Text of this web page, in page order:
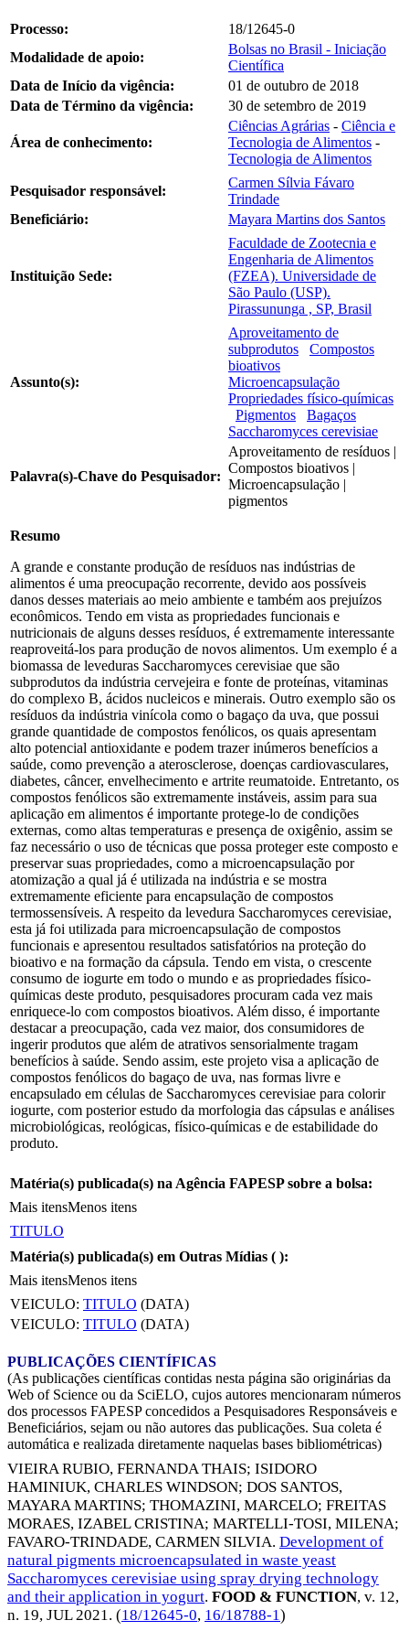
Processo:
18/12645-0
Modalidade de apoio:
Bolsas no Brasil - Iniciação
Científica
Data de Início da vigência:
01 de outubro de 2018
Data de Término da vigência:
30 de setembro de 2019
Área de conhecimento:
Ciências Agrárias - Ciência e
Tecnologia de Alimentos -
Tecnologia de Alimentos
Pesquisador responsável:
Carmen Sílvia Fávaro
Trindade
Beneficiário:
Mayara Martins dos Santos
Instituição Sede:
Faculdade de Zootecnia e
Engenharia de Alimentos
(FZEA). Universidade de
São Paulo (USP).
Pirassununga , SP, Brasil
Assunto(s):
Aproveitamento de
subprodutos
Compostos
bioativos
Microencapsulação
Propriedades físico-químicas
Pigmentos
Bagaços
Saccharomyces cerevisiae
Palavra(s)-Chave do Pesquisador:
Aproveitamento de resíduos |
Compostos bioativos |
Microencapsulação |
pigmentos
Resumo
A grande e constante produção de resíduos nas indústrias de
alimentos é uma preocupação recorrente, devido aos possíveis
danos desses materiais ao meio ambiente e também aos prejuízos
econômicos. Tendo em vista as propriedades funcionais e
nutricionais de alguns desses resíduos, é extremamente interessante
reaproveitá-los para produção de novos alimentos. Um exemplo é a
biomassa de leveduras Saccharomyces cerevisiae que são
subprodutos da indústria cervejeira e fonte de proteínas, vitaminas
do complexo B, ácidos nucleicos e minerais. Outro exemplo são os
resíduos da indústria vinícola como o bagaço da uva, que possui
grande quantidade de compostos fenólicos, os quais apresentam
alto potencial antioxidante e podem trazer inúmeros benefícios a
saúde, como prevenção a aterosclerose, doenças cardiovasculares,
diabetes, câncer, envelhecimento e artrite reumatoide. Entretanto, os
compostos fenólicos são extremamente instáveis, assim para sua
aplicação em alimentos é importante protege-lo de condições
externas, como altas temperaturas e presença de oxigênio, assim se
faz necessário o uso de técnicas que possa proteger este composto e
preservar suas propriedades, como a microencapsulação por
atomização a qual já é utilizada na indústria e se mostra
extremamente eficiente para encapsulação de compostos
termossensíveis. A respeito da levedura Saccharomyces cerevisiae,
esta já foi utilizada para microencapsulação de compostos
funcionais e apresentou resultados satisfatórios na proteção do
bioativo e na formação da cápsula. Tendo em vista, o crescente
consumo de iogurte em todo o mundo e as propriedades físico-
químicas deste produto, pesquisadores procuram cada vez mais
enriquece-lo com compostos bioativos. Além disso, é importante
destacar a preocupação, cada vez maior, dos consumidores de
ingerir produtos que além de atrativos sensorialmente tragam
benefícios à saúde. Sendo assim, este projeto visa a aplicação de
compostos fenólicos do bagaço de uva, nas formas livre e
encapsulado em células de Saccharomyces cerevisiae para colorir
iogurte, com posterior estudo da morfologia das cápsulas e análises
microbiológicas, reológicas, físico-químicas e de estabilidade do
produto.
Matéria(s) publicada(s) na Agência FAPESP sobre a bolsa:
Mais itensMenos itens
TITULO
Matéria(s) publicada(s) em Outras Mídias ( ):
Mais itensMenos itens
VEICULO: TITULO (DATA)
VEICULO: TITULO (DATA)
PUBLICAÇÕES CIENTÍFICAS
(As publicações científicas contidas nesta página são originárias da
Web of Science ou da SciELO, cujos autores mencionaram números
dos processos FAPESP concedidos a Pesquisadores Responsáveis e
Beneficiários, sejam ou não autores das publicações. Sua coleta é
automática e realizada diretamente naquelas bases bibliométricas)
VIEIRA RUBIO, FERNANDA THAIS; ISIDORO
HAMINIUK, CHARLES WINDSON; DOS SANTOS,
MAYARA MARTINS; THOMAZINI, MARCELO; FREITAS
MORAES, IZABEL CRISTINA; MARTELLI-TOSI, MILENA;
FAVARO-TRINDADE, CARMEN SILVIA. Development of
natural pigments microencapsulated in waste yeast
Saccharomyces cerevisiae using spray drying technology
and their application in yogurt. FOOD & FUNCTION, v. 12,
n. 19, JUL 2021. (18/12645-0, 16/18788-1)